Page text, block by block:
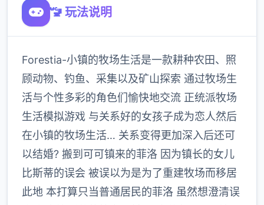
🚾 玩法说明
Forestia-小镇的牧场生活是一款耕种农田、照
顾动物、钓鱼、采集以及矿山探索 通过牧场生
活与个性多彩的角色们愉快地交流 正统派牧场
生活模拟游戏 与关系好的女孩子成为恋人然后
在小镇的牧场生活… 关系变得更加深入后还可
以结婚? 搬到可可镇来的菲洛 因为镇长的女儿
比斯蒂的误会 被误以为是为了重建牧场而移居
此地 本打算只当普通居民的菲洛 虽然想澄清误